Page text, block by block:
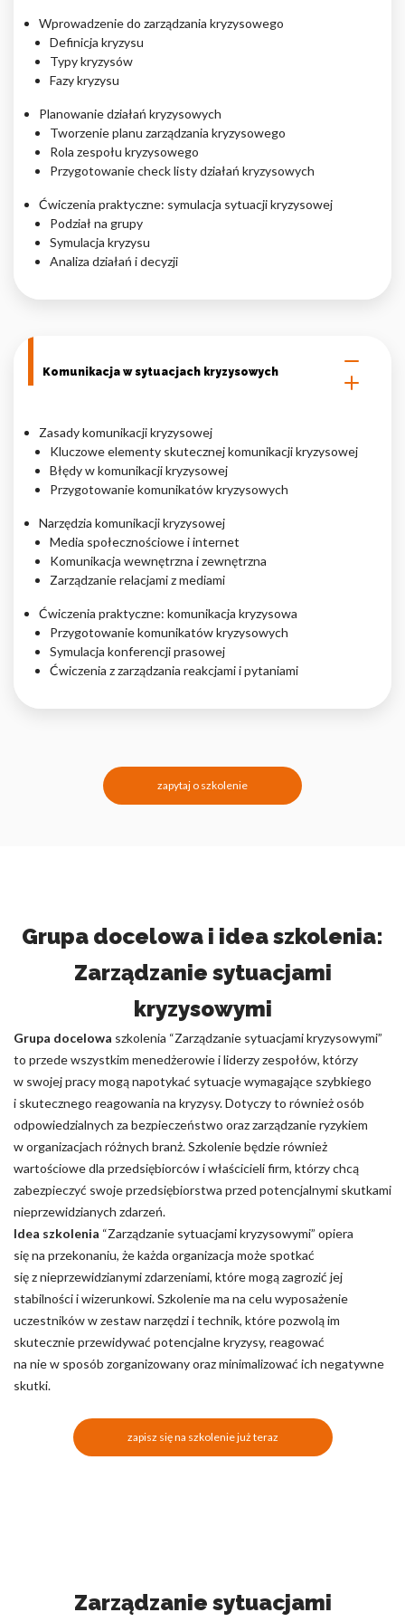
Wprowadzenie do zarządzania kryzysowego
Definicja kryzysu
Typy kryzysów
Fazy kryzysu
Planowanie działań kryzysowych
Tworzenie planu zarządzania kryzysowego
Rola zespołu kryzysowego
Przygotowanie check listy działań kryzysowych
Ćwiczenia praktyczne: symulacja sytuacji kryzysowej
Podział na grupy
Symulacja kryzysu
Analiza działań i decyzji
Komunikacja w sytuacjach kryzysowych
Zasady komunikacji kryzysowej
Kluczowe elementy skutecznej komunikacji kryzysowej
Błędy w komunikacji kryzysowej
Przygotowanie komunikatów kryzysowych
Narzędzia komunikacji kryzysowej
Media społecznościowe i internet
Komunikacja wewnętrzna i zewnętrzna
Zarządzanie relacjami z mediami
Ćwiczenia praktyczne: komunikacja kryzysowa
Przygotowanie komunikatów kryzysowych
Symulacja konferencji prasowej
Ćwiczenia z zarządzania reakcjami i pytaniami
zapytaj o szkolenie
Grupa docelowa i idea szkolenia:
Zarządzanie sytuacjami
kryzysowymi
Grupa docelowa szkolenia “Zarządzanie sytuacjami kryzysowymi”
to przede wszystkim menedżerowie i liderzy zespołów, którzy
w swojej pracy mogą napotykać sytuacje wymagające szybkiego
i skutecznego reagowania na kryzysy. Dotyczy to również osób
odpowiedzialnych za bezpieczeństwo oraz zarządzanie ryzykiem
w organizacjach różnych branż. Szkolenie będzie również
wartościowe dla przedsiębiorców i właścicieli firm, którzy chcą
zabezpieczyć swoje przedsiębiorstwa przed potencjalnymi skutkami
nieprzewidzianych zdarzeń.
Idea szkolenia “Zarządzanie sytuacjami kryzysowymi” opiera
się na przekonaniu, że każda organizacja może spotkać
się z nieprzewidzianymi zdarzeniami, które mogą zagrozić jej
stabilności i wizerunkowi. Szkolenie ma na celu wyposażenie
uczestników w zestaw narzędzi i technik, które pozwolą im
skutecznie przewidywać potencjalne kryzysy, reagować
na nie w sposób zorganizowany oraz minimalizować ich negatywne
skutki.
zapisz się na szkolenie już teraz
Zarządzanie sytuacjami
Nieklasyfikowane pliki cookie, to pliki, które są w procesie
klasyfikowania, wraz z dostawcami poszczególnych ciasteczek.
Zapisz moje preferencje
Akceptuj wszystko